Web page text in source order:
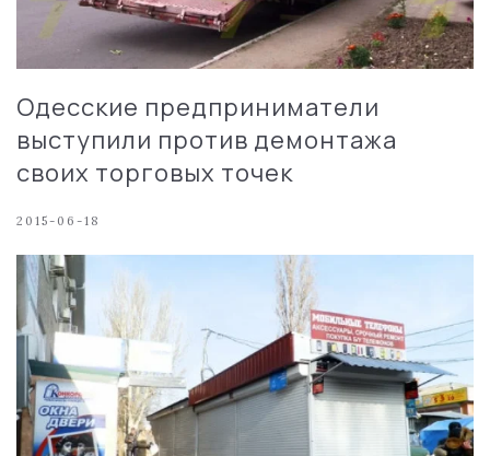
Одесские предприниматели
выступили против демонтажа
своих торговых точек
2015-06-18